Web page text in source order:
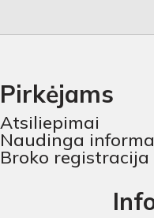
Pirkėjams
Atsiliepimai
Naudinga
Broko registracija